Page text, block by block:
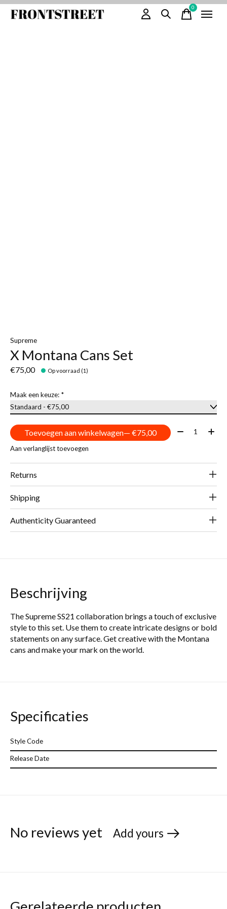
0items
Supreme
X Montana Cans Set
€75,00 Op voorraad (1)
Maak een keuze: *
Toevoegen aan winkelwagen — €75,00 Aantal:
Aan verlanglijst toevoegen
Returns
Shipping
Authenticity Guaranteed
Beschrijving
The Supreme SS21 collaboration brings a touch of exclusive
style to this set. Use them to create intricate designs or bold
statements on any surface. Get creative with the Montana
cans and make your mark on the world.
Specificaties
Style Code
Release Date
No reviews yet Add yours